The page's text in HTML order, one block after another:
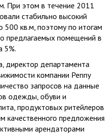
При этом в течение 2011
стабильно высокий
кв.м, поэтому по итогам
предлагаемых помещений в
5%.
директор департамента
компании Penny
запросов на данные
одежды, обуви и
продуктовых ритейлеров
качественного предложения
арендаторами